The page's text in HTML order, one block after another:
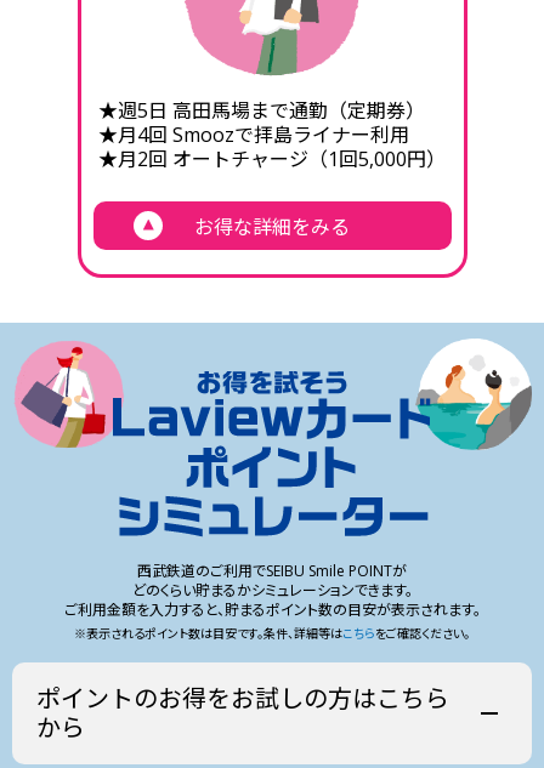
間中に新たにお申し込みいただいた方
Laviewカードに記載のお客さま番号でSEIBU PRINCE
CLUBマイページに登録されている方
本キャンペーン期間中に、SEIBU PRINCE CLUBアプ
リまたはSEIBU PRINCE CLUB Webサイトよりアンケ
ートに回答いただいた方
手元に届いていない場合でも、Laviewカードのお申し込みが完了してお
り、SEIBU PRINCE CLUBマイページにログインのうえアンケートに回答
いただける場合は、応募いただけます。お持ちのお客さま番号でログイ
ンのうえ、アンケートにご回答ください。
がお手元に届いた後、カードに記載のお客さま番号でSEIBU PRINCE
CLUBマイページに登録のうえ、アンケートにご回答ください。
カード審査の結果、Laviewカードが発行されなかった場合は、抽選・当
選・賞品発送・ポイント進呈の対象外となります。
ポイント進呈および賞品発送前に、SEIBU PRINCE CLUBを退会、または
Laviewカードを解約された場合は、本キャンペーンの対象外となりま
す。
法人名義のカード、対象外カード、その他西武鉄道が対象外と判断した
場合は、本キャンペーンの対象外となります。
自動で抽選を行います。
Wチャンス賞は、応募時に希望賞品として選択いただく必要はありませ
約された場合は、ポイント進呈の対象外となります。
アンケート回答内容、登録情報、送付先情報等に虚偽また
不正行為、機械的な応募、営利目的の応募、その他不適切
な応募が確認された場合
当選権利または賞品の譲渡、転売、換金等が確認された場
期日までに必要な確認事項へご回答いただけない場合
住所不明、長期不在、転居先不明等により賞品をお届けで
きない場合
を退会、またはLaviewカードを解約された場合
カード審査の結果、Laviewカードが発行されなかった場合
その他、西武鉄道または事務局が不適切な応募であると判
断した場合
SEIBU PRINCE CLUBカード セゾン
(Laviewデザイン)入会に関して
SEIBU PRINCE CLUBカード セゾン(Laviewデザイン)は、18
歳以上で電話連絡が可能な方がお申し込みいただけます。
審査により、お申し込みの意に沿えない場合がございま
す。
了した場合は、簡易書留郵便にてカードを発送いたしま
す。
★週5日 高田馬場まで通勤（定期券）
★月4回 Smoozで拝島ライナー利用
★月2回 オートチャージ（1回5,000円）
お得な詳細をみる
西武鉄道のご利用でSEIBU Smile POINTが
どのくらい貯まるかシミュレーションできます。
ご利用金額を入力すると、貯まるポイント数の目安が表示されます。
※表示されるポイント数は目安です。条件、詳細等はこちらをご確認ください。
ポイントのお得をお試しの方はこちら
から
PASMO定期券